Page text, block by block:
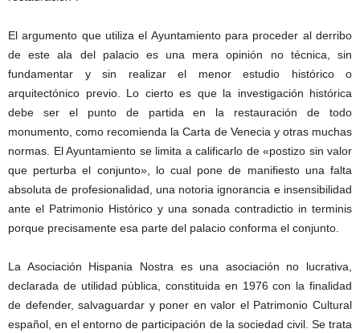
El argumento que utiliza el Ayuntamiento para proceder al derribo
de este ala del palacio es una mera opinión no técnica, sin
fundamentar y sin realizar el menor estudio histórico o
arquitectónico previo. Lo cierto es que la investigación histórica
debe ser el punto de partida en la restauración de todo
monumento, como recomienda la Carta de Venecia y otras muchas
normas. El Ayuntamiento se limita a calificarlo de «postizo sin valor
que perturba el conjunto», lo cual pone de manifiesto una falta
absoluta de profesionalidad, una notoria ignorancia e insensibilidad
ante el Patrimonio Histórico y una sonada contradictio in terminis
porque precisamente esa parte del palacio conforma el conjunto.
La Asociación Hispania Nostra es una asociación no lucrativa,
declarada de utilidad pública, constituida en 1976 con la finalidad
de defender, salvaguardar y poner en valor el Patrimonio Cultural
español, en el entorno de participación de la sociedad civil. Se trata